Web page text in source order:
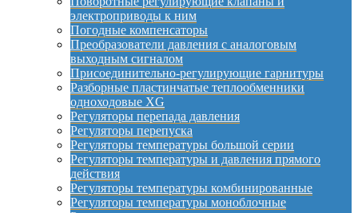
электроприводы к ним
Погодные компенсаторы
Преобразователи давления с аналоговым
выходным сигналом
Присоединительно-регулирующие гарнитуры
Разборные пластинчатые теплообменники
одноходовые XG
Регуляторы перепада давления
Регуляторы перепуска
Регуляторы температуры большой серии
Регуляторы температуры и давления прямого
действия
Регуляторы температуры комбинированные
Регуляторы температуры моноблочные